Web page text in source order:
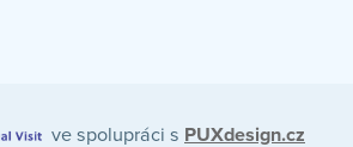
ve spolupráci s PUXdesign.cz